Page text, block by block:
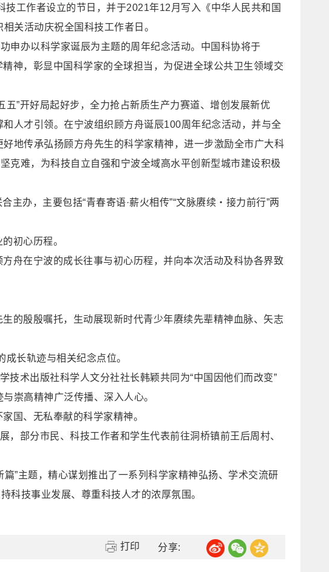
工作者设立的节日，并于2021年12月写入《中华人民共和国
关活动庆祝全国科技工作者日。
申办以科学家诞辰为主题的周年纪念活动。中国科协将于
神，彰显中国科学家的全球担当，为促进全球公共卫生领域交
”开好局起好步，全力抢占新质生产力赛道、增创发展新优
人才引领。在宁波组织顾方舟诞辰100周年纪念活动，并与全
地传承弘扬顾方舟先生的科学家精神，进一步激励全市广大科
克难，为科技自立自强和宁波全域高水平创新型城市建设积极
办，主要包括“青春寄语·薪火相传”“文脉赓续・接力前行”两
初心历程。
舟在宁波的成长往事与初心历程，并向本次活动及科协各界致
的殷殷嘱托，生动展现新时代青少年赓续先辈精神血脉、矢志
成长轨迹与相关纪念点位。
技术出版社科学人文分社社长韩颖共同为“中国因他们而改变”
崇高精神广泛传播、深入人心。
国、无私奉献的科学家精神。
部分市民、科技工作者和学生代表前往洞桥镇前王后周村、
”主题，精心谋划推出了一系列科学家精神弘扬、学术交流研
科技事业发展、尊重科技人才的浓厚氛围。
打印 分享: